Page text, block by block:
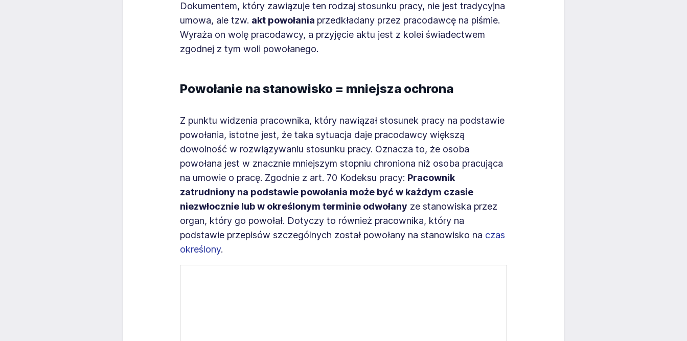
Dokumentem, który zawiązuje ten rodzaj stosunku pracy, nie jest tradycyjna
umowa, ale tzw. akt powołania przedkładany przez pracodawcę na piśmie.
Wyraża on wolę pracodawcy, a przyjęcie aktu jest z kolei świadectwem
zgodnej z tym woli powołanego.
Powołanie na stanowisko = mniejsza ochrona
Z punktu widzenia pracownika, który nawiązał stosunek pracy na podstawie
powołania, istotne jest, że taka sytuacja daje pracodawcy większą
dowolność w rozwiązywaniu stosunku pracy. Oznacza to, że osoba
powołana jest w znacznie mniejszym stopniu chroniona niż osoba pracująca
na umowie o pracę. Zgodnie z art. 70 Kodeksu pracy: Pracownik
zatrudniony na podstawie powołania może być w każdym czasie
niezwłocznie lub w określonym terminie odwołany ze stanowiska przez
organ, który go powołał. Dotyczy to również pracownika, który na
podstawie przepisów szczególnych został powołany na stanowisko na czas
określony.